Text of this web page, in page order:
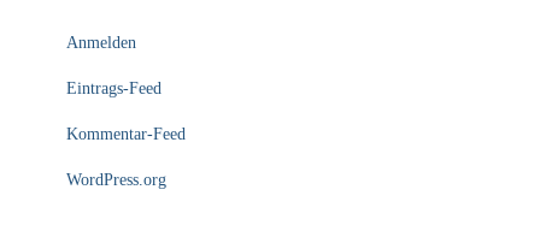
Anmelden
Eintrags-Feed
Kommentar-Feed
WordPress.org